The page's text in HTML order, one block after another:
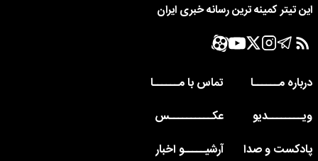
این تیتر کمینه ترین رسانه خبری ایران
درباره مــــــا
تماس با مــــــا
ویــــــــدیو
عکــــــــــس
پادکست و صدا
آرشیـــــو اخبار